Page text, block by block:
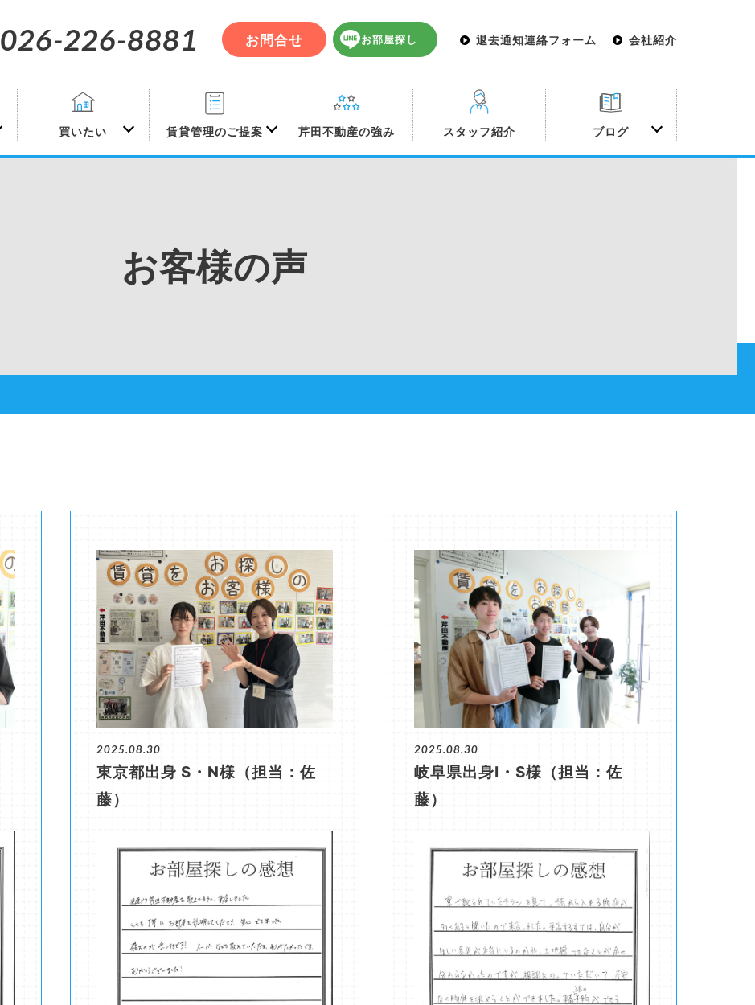
026-226-8881 お問合せ お部屋探し 退去通知連絡フォーム 会社紹介
買いたい 賃貸管理のご提案 芹田不動産の強み スタッフ紹介 ブログ
お客様の声
2025.08.30
東京都出身 S・N様（担当：佐
藤）
2025.08.30
岐阜県出身I・S様（担当：佐
藤）